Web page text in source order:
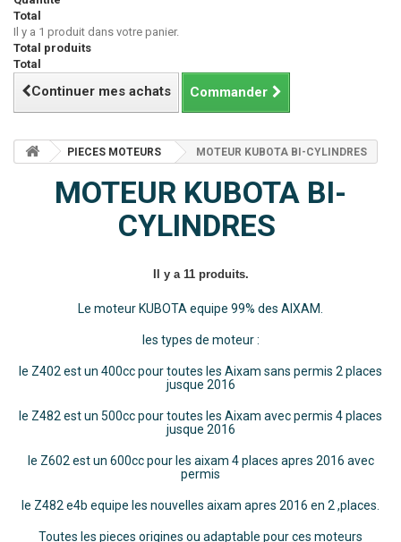
Total
Il y a 1 produit dans votre panier.
Total produits
Total
Continuer mes achats Commander
PIECES MOTEURS MOTEUR KUBOTA BI-CYLINDRES
MOTEUR KUBOTA BI-
CYLINDRES
Il y a 11 produits.
Le moteur KUBOTA equipe 99% des AIXAM.
les types de moteur :
le Z402 est un 400cc pour toutes les Aixam sans permis 2 places
jusque 2016
le Z482 est un 500cc pour toutes les Aixam avec permis 4 places
jusque 2016
le Z602 est un 600cc pour les aixam 4 places apres 2016 avec
permis
le Z482 e4b equipe les nouvelles aixam apres 2016 en 2 ,places.
Toutes les pieces origines ou adaptable pour ces moteurs